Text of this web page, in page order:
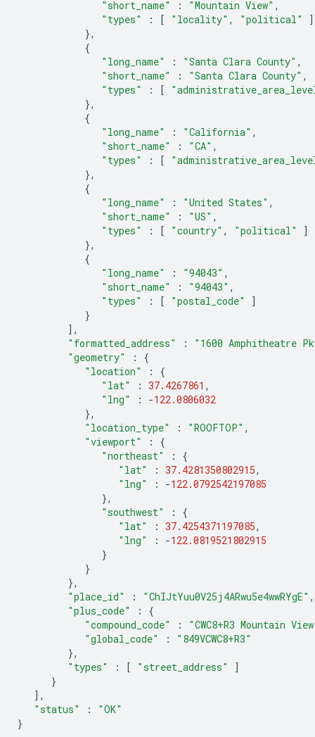
"short_name" : "Mountain View" ,
"types"
: [ "locality" , "political"
]
},
{
"long_name"
: "Santa Clara County" ,
"short_name"
: "Santa Clara County" ,
"types"
: [
},
{
"long_name"
: "California" ,
"short_name"
: "CA" ,
"types"
: [
},
{
"long_name"
: "United States" ,
"short_name"
: "US" ,
"types"
: [ "country" , "political"
]
},
{
"long_name"
: "94043" ,
"short_name"
: "94043" ,
"types"
: [ "postal_code"
]
}
],
"formatted_address"
:
"1600 Amphitheatre
"geometry"
:
{
"location"
:
{
"lat"
: 37.4267861 ,
"lng"
: -122.0806032
},
"location_type"
: "ROOFTOP" ,
"viewport"
:
{
"northeast"
:
{
"lat"
: 37.4281350802915,
"lng"
: -122.0792542197085
},
"southwest"
:
{
"lat"
: 37.4254371197085,
"lng"
: -122.0819521802915
}
}
},
"place_id"
: "ChIJtYuu0V25j4ARwu5e4wwRYgE" ,
"plus_code"
:
{
"compound_code"
:
"CWC8+R3 Mountain
"global_code"
:
"849VCWC8+R3"
},
"types"
: [ "street_address"
]
}
],
"status"
:
"OK"
}